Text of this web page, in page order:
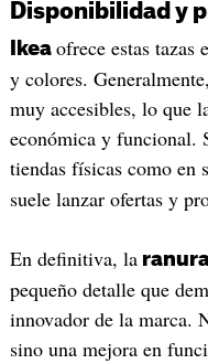
Disponibilidad y
Ikea ofrece estas tazas
y colores.
muy accesibles, lo que
económica y funcional.
tiendas físicas como en
suele lanzar ofertas y
En definitiva, laranura
pequeño detalle que
innovador de la marca.
sino una mejora en